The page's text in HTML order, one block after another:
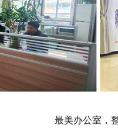
最美办公室，